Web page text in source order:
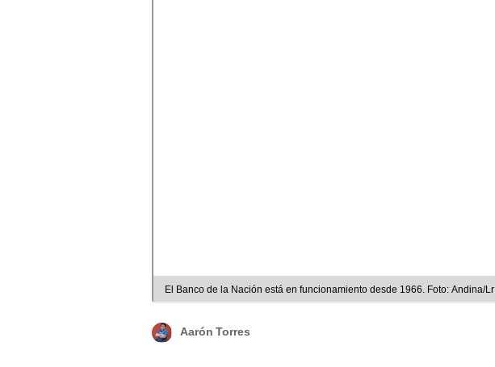
El Banco de la Nación está en funcionamiento desde 1966. Foto: Andina/Lr
Aarón Torres